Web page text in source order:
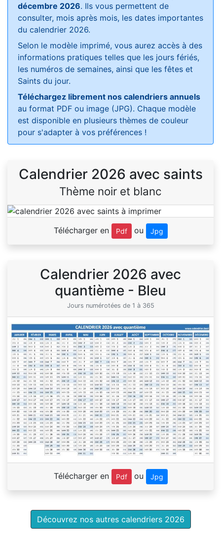
décembre 2026. Ils vous permettent de
consulter, mois après mois, les dates importantes
du calendrier 2026.
Selon le modèle imprimé, vous aurez accès à des
informations pratiques telles que les jours fériés,
les numéros de semaines, ainsi que les fêtes et
Saints du jour.
Téléchargez librement nos calendriers annuels
au format PDF ou image (JPG). Chaque modèle
est disponible en plusieurs thèmes de couleur
pour s'adapter à vos préférences !
Calendrier 2026 avec saints
Thème noir et blanc
Télécharger en Pdf ou Jpg
Calendrier 2026 avec
quantième - Bleu
Jours numérotées de 1 à 365
Télécharger en Pdf ou Jpg
Découvrez nos autres calendriers 2026